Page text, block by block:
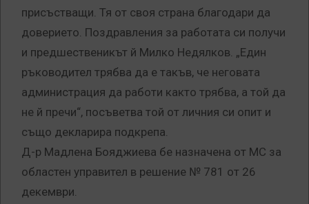
присъстващи. Тя от своя страна благодари да
доверието. Поздравления за работата си получи
и предшественикът й Милко Недялков. „Един
ръководител трябва да е такъв, че неговата
администрация да работи както трябва, а той да
не й пречи“, посъветва той от личния си опит и
също декларира подкрепа.
Д-р Мадлена Бояджиева бе назначена от МС за
областен управител в решение № 781 от 26
декември.